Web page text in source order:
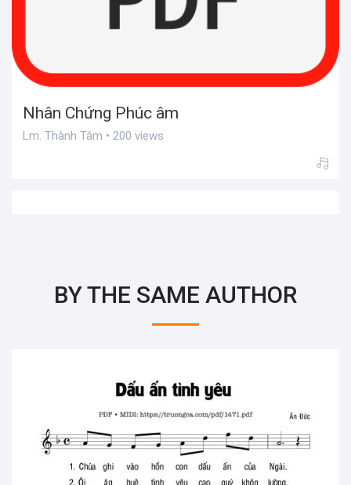
Nhân Chứng Phúc âm
Lm. Thành Tâm • 200 views
BY THE SAME AUTHOR